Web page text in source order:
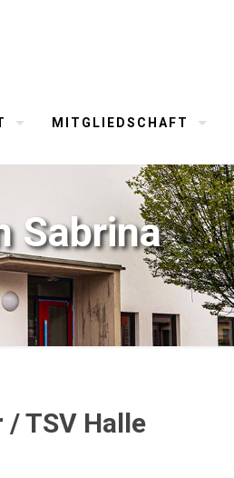
MITGLIEDSCHAFT
Sabrina
TSV Halle